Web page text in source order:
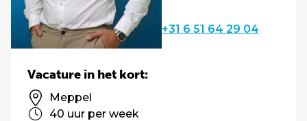
+31 6 51 64 29 04
Vacature in het kort:
Meppel
40 uur per week